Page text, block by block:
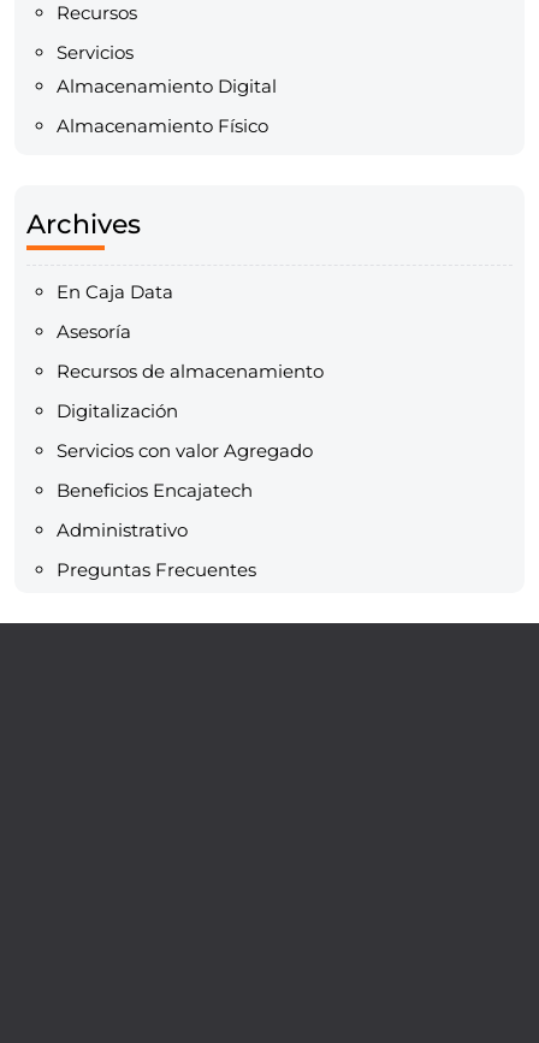
Recursos
Servicios
Almacenamiento Digital
Almacenamiento Físico
Archives
En Caja Data
Asesoría
Recursos de almacenamiento
Digitalización
Servicios con valor Agregado
Beneficios Encajatech
Administrativo
Preguntas Frecuentes